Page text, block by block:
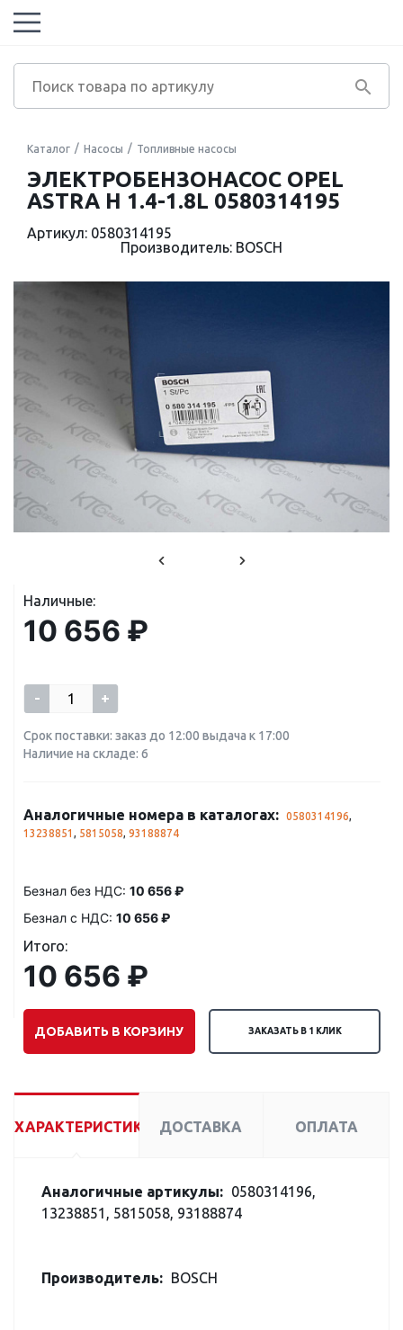
Каталог Насосы Топливные насосы
ЭЛЕКТРОБЕНЗОНАСОС OPEL
ASTRA H 1.4-1.8L 0580314195
Артикул: 0580314195
Производитель: BOSCH
Наличные:
10 656 ₽
- +
Срок поставки: заказ до 12:00 выдача к 17:00
Наличие на складе: 6
Аналогичные номера в каталогах: 0580314196,
13238851 , 5815058, 93188874
Безнал без НДС: 10 656 ₽
Безнал с НДС: 10 656 ₽
Итого:
10 656 ₽
ДОБАВИТЬ В КОРЗИНУ ЗАКАЗАТЬ В 1 КЛИК
ХАРАКТЕРИСТИКИ ДОСТАВКА ОПЛАТА
Аналогичные артикулы: 0580314196,
13238851, 5815058, 93188874
Производитель: BOSCH